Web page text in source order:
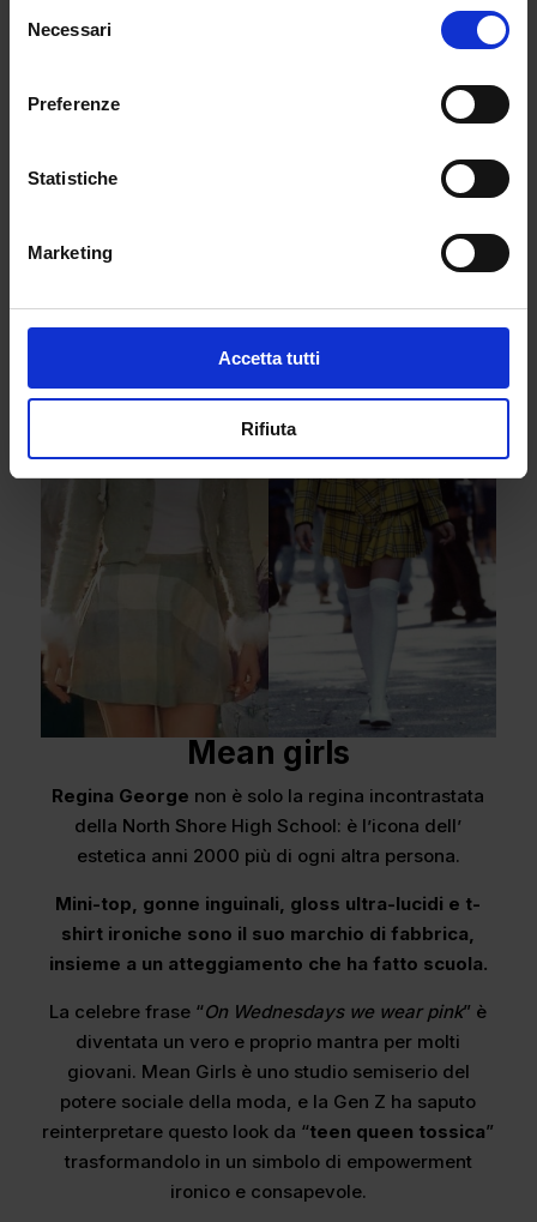
delNecessari
Preferenze
Statistiche
Marketing
Accetta tutti
Rifiuta
autoironia.
prima fashion influencer ante
precisione di un gamer e l’ironia di chi sa
I giovani ha riscoperto questo mondo con
entusiasmo, rilanciandolo su TikTok e Instagram e
trasformandolo in un vero fenomeno pop che va
Mean girls
Regina George non è solo la regina incontrastata
della North Shore High School: è l’icona dell’
estetica anni 2000 più di ogni altra persona.
Mini-top, gonne inguinali, gloss ultra-lucidi e t-
shirt ironiche sono il suo marchio di fabbrica,
insieme a un atteggiamento che ha fatto scuola.
La celebre frase “On Wednesdays we wear pink” è
diventata un vero e proprio mantra per molti
giovani. Mean Girls è uno studio semiserio del
potere sociale della moda, e la Gen Z ha saputo
reinterpretare questo look da “teen queen tossica”
trasformandolo in un simbolo di empowerment
ironico e consapevole.